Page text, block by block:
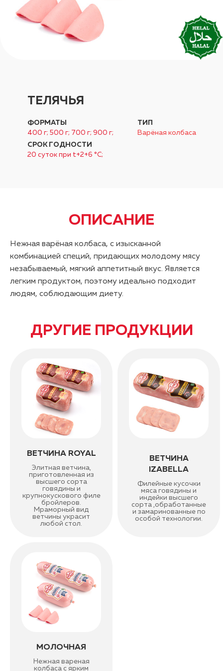
ТЕЛЯЧЬЯ
ФОРМАТЫ
400 г; 500 г; 700 г; 900 г;
ТИП
Варёная колбаса
СРОК ГОДНОСТИ
20 суток при t+2+6 °C;
ОПИСАНИЕ
Нежная варёная колбаса, с изысканной
комбинацией специй, придающих молодому мясу
незабываемый, мягкий аппетитный вкус. Является
легким продуктом, поэтому идеально подходит
людям, соблюдающим диету.
ДРУГИЕ ПРОДУКЦИИ
ВЕТЧИНА ROYAL
Элитная ветчина,
приготовленная из
высшего сорта
говядины и
крупнокускового филе
бройлеров.
Мраморный вид
ветчины украсит
любой стол.
ВЕТЧИНА
IZABELLA
Филейные кусочки
мяса говядины и
индейки высшего
сорта ,обработанные
и замаринованные по
особой технологии.
МОЛОЧНАЯ
Нежная вареная
колбаса с ярким